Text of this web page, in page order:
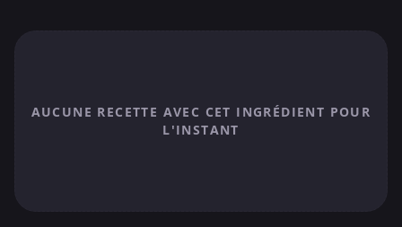
AUCUNE RECETTE AVEC CET INGRÉDIENT POUR
L'INSTANT